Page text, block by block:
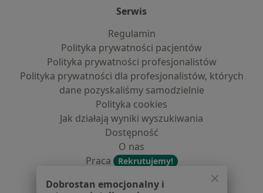
Serwis
Regulamin
Polityka prywatności pacjentów
Polityka prywatności profesjonalistów
Polityka prywatności dla profesjonalistów, których
dane pozyskaliśmy samodzielnie
Polityka cookies
Jak działają wyniki wyszukiwania
Dostępność
O nas
Praca
Rekrutujemy!
Centrum prasowe
Dobrostan emocjonalny i